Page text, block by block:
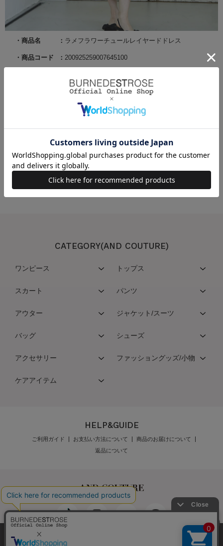
商品名 ラメフラワーチュールレイヤードドレス
商品コード 200925259007645100
グリーン
この商品を取り扱っている店舗
こちらの商品は取扱い店舗一覧サービスを停止させていただいております
CATEGORY(AND COUTURE)
ワンピース トップス
スカート パンツ
アウター ジャケット/スーツ
バッグ シューズ
アクセサリー ファッショングッズ/小物
ケアアイテム
HELP&GUIDE
ご利用ガイド お支払い方法について
商品のお届けについて
返品について
弊社はCookieを利用し、Webの利便性向上に努め
最新の在庫数は店舗へお電話下さい